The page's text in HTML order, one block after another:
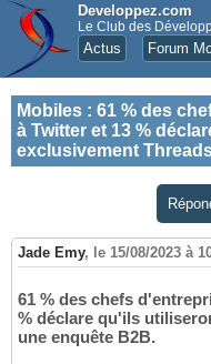
Developpez.com
Le Club des
Actus Forum
Mobiles : 61 % des
à Twitter et 13 %
exclusivement
Jade Emy, le 15/08/2023 à
61 % des chefs
% déclare qu'ils
une enquête B2B.